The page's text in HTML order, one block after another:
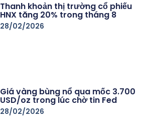
Thanh khoản thị trường cổ phiếu
HNX tăng 20% trong tháng 8
28/02/2026
Giá vàng bùng nổ qua mốc 3.700
USD/oz trong lúc chờ tin Fed
28/02/2026